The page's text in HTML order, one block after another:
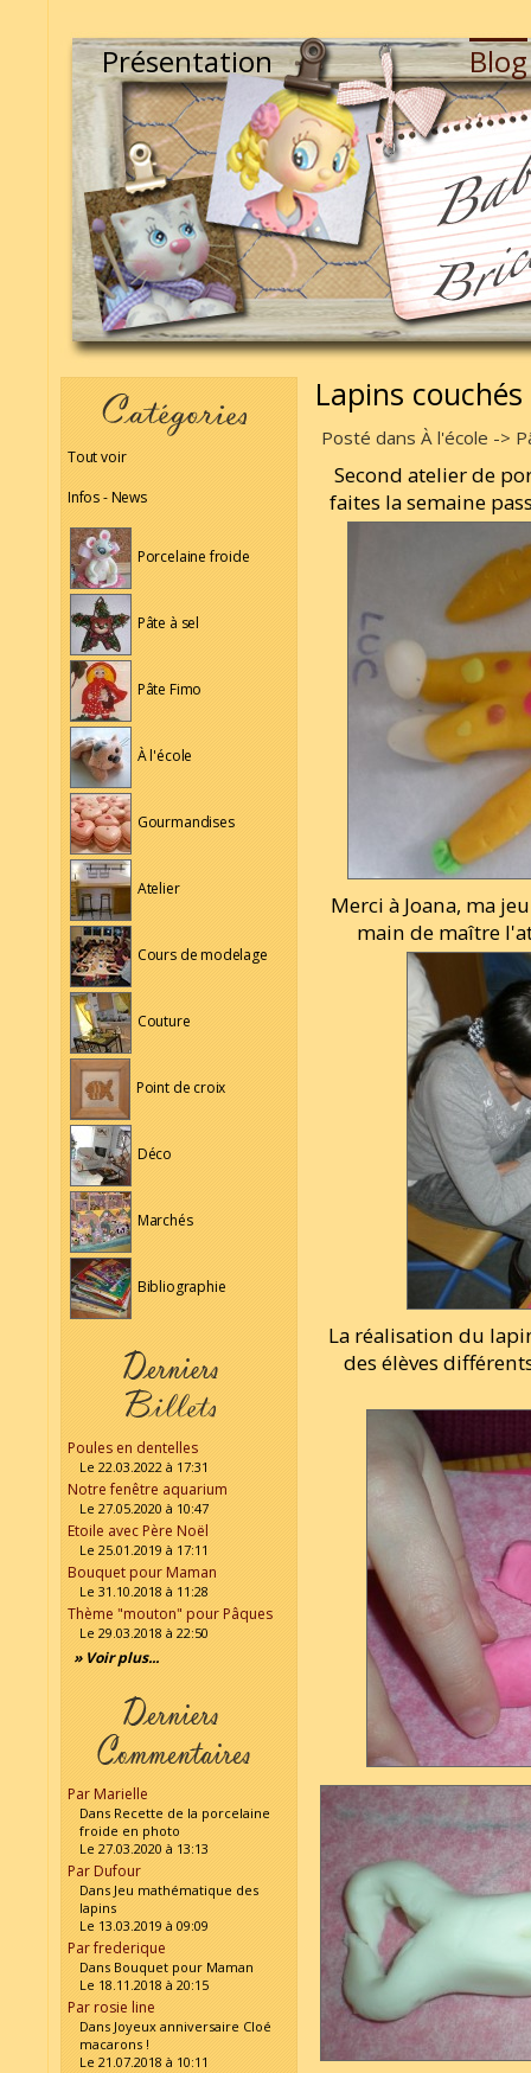
Présentation Blog
Tout voir
Infos - News
Porcelaine froide
Pâte à sel
Pâte Fimo
À l'école
Gourmandises
Atelier
Cours de modelage
Couture
Point de croix
Déco
Marchés
Bibliographie
Poules en dentelles
Le 22.03.2022 à 17:31
Notre fenêtre aquarium
Le 27.05.2020 à 10:47
Etoile avec Père Noël
Le 25.01.2019 à 17:11
Bouquet pour Maman
Le 31.10.2018 à 11:28
Thème "mouton" pour Pâques
Le 29.03.2018 à 22:50
» Voir plus...
Par Marielle
Dans Recette de la porcelaine
froide en photo
Le 27.03.2020 à 13:13
Par Dufour
Dans Jeu mathématique des
lapins
Le 13.03.2019 à 09:09
Par frederique
Dans Bouquet pour Maman
Le 18.11.2018 à 20:15
Par rosie line
Dans Joyeux anniversaire Cloé
macarons !
Le 21.07.2018 à 10:11
Lapins
Posté dans À l'école ->
Second atelier de
faites la semaine
Merci à Joana, ma
main de maître
La réalisation du
des élèves